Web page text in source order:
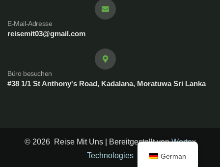
E-Mail-Adresse
reisemit03@gmail.com
Büro besuchen
#38 1/1 St Anthony's Road, Kadalana, Moratuwa Sri Lanka
© 2026 Reise Mit Uns | Bereitgestellt vonWortex
Technologies
German